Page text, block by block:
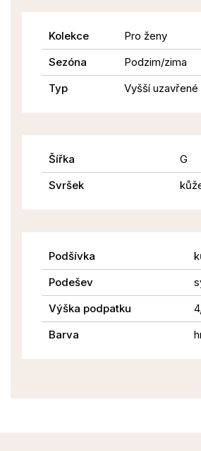
Kolekce
Pro ženy
Sezóna
Podzim/zima
Typ
Vyšší
Šířka
G
Svršek
Podšívka
Podešev
Výška podpatku
Barva